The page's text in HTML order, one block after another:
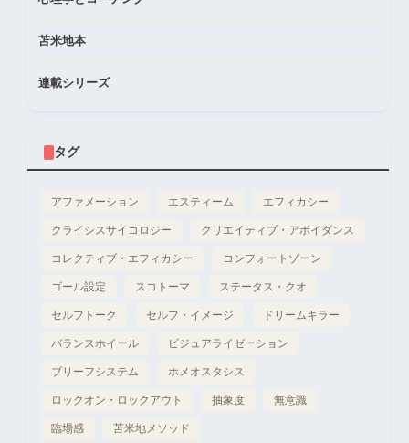
苫米地本
連載シリーズ
タグ
アファメーション エスティーム エフィカシー
クライシスサイコロジー クリエイティブ・アボイダンス
コレクティブ・エフィカシー コンフォートゾーン
ゴール設定 スコトーマ ステータス・クオ
セルフトーク セルフ・イメージ ドリームキラー
バランスホイール ビジュアライゼーション
ブリーフシステム ホメオスタシス
ロックオン・ロックアウト 抽象度 無意識
臨場感 苫米地メソッド